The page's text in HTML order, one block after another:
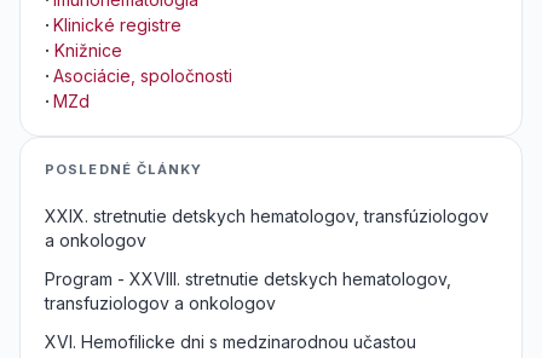
· Klinické registre
· Knižnice
· Asociácie, spoločnosti
· MZd
POSLEDNÉ ČLÁNKY
XXIX. stretnutie detskych hematologov, transfúziologov
a onkologov
Program - XXVIII. stretnutie detskych hematologov,
transfuziologov a onkologov
XVI. Hemofilicke dni s medzinarodnou učastou